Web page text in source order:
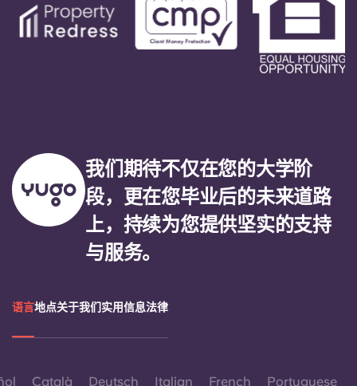
我们期待不仅在您的大学阶
段，更在您毕业后的未来道路
上，持续为您提供坚实的支持
与服务。
语言地点关于我们实用信息法律
Català Deutsch Italian French Portuguese